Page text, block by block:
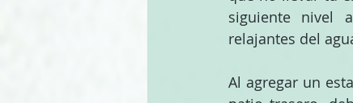
siguiente nivel
relajantes del
Al agregar un